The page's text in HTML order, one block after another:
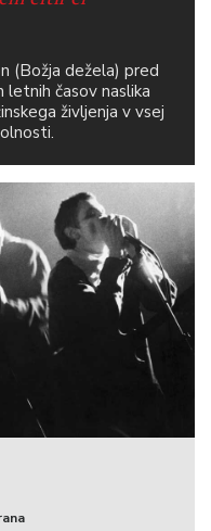
(Božja dežela) pred
letnih časov naslika
življenja v vsej